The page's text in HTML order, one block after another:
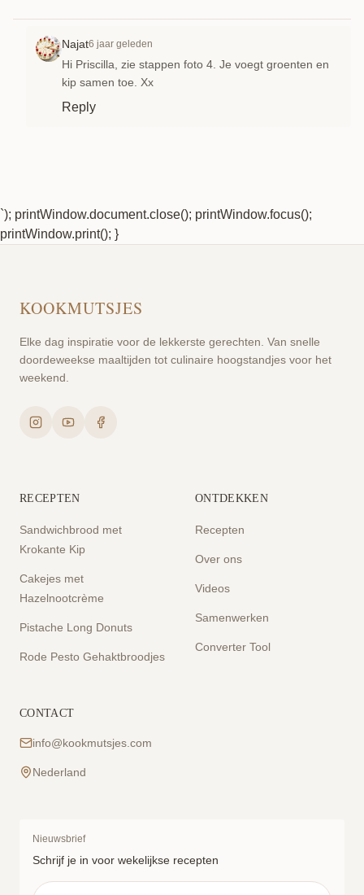
Najat6 jaar geleden
Hi Priscilla, zie stappen foto 4. Je voegt groenten en
kip samen toe. Xx
Reply
`); printWindow.document.close(); printWindow.focus();
printWindow.print(); }
KOOKMUTSJES
Elke dag inspiratie voor de lekkerste gerechten. Van snelle
doordeweekse maaltijden tot culinaire hoogstandjes voor het
weekend.
RECEPTEN
Sandwichbrood met
Krokante Kip
Cakejes met
Hazelnootcrème
Pistache Long Donuts
Rode Pesto Gehaktbroodjes
ONTDEKKEN
Recepten
Over ons
Videos
Samenwerken
Converter Tool
CONTACT
info@kookmutsjes.com
Nederland
Nieuwsbrief
Schrijf je in voor wekelijkse recepten